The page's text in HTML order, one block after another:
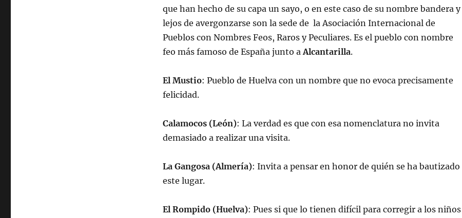
que han hecho de su capa un sayo, o en este caso de su nombre bandera y
lejos de avergonzarse son la sede de la Asociación Internacional de
Pueblos con Nombres Feos, Raros y Peculiares. Es el pueblo con nombre
feo más famoso de España junto aAlcantarilla.
El Mustio: Pueblo de Huelva con un nombre que no evoca precisamente
felicidad.
Calamocos (León): La verdad es que con esa nomenclatura no invita
demasiado a realizar una visita.
La Gangosa (Almería): Invita a pensar en honor de quién se ha bautizado
este lugar.
El Rompido (Huelva): Pues si que lo tienen difícil para corregir a los niños